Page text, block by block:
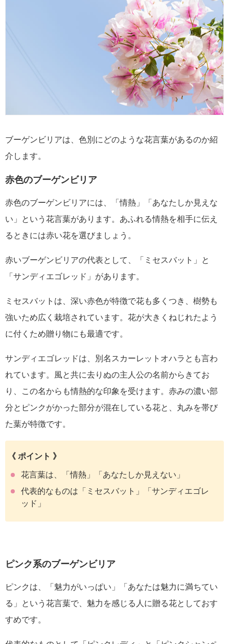
ブーゲンビリアは、色別にどのような花言葉があるのか紹
介します。
赤色のブーゲンビリア
赤色のブーゲンビリアには、「情熱」「あなたしか見えな
い」という花言葉があります。あふれる情熱を相手に伝え
るときには赤い花を選びましょう。
赤いブーゲンビリアの代表として、「ミセスバット」と
「サンディエゴレッド」があります。
ミセスバットは、深い赤色が特徴で花も多くつき、樹勢も
強いため広く栽培されています。花が大きくねじれたよう
に付くため贈り物にも最適です。
サンディエゴレッドは、別名スカーレットオハラとも言わ
れています。風と共に去りぬの主人公の名前からきてお
り、この名からも情熱的な印象を受けます。赤みの濃い部
分とピンクがかった部分が混在している花と、丸みを帯び
た葉が特徴です。
《 ポイント 》
花言葉は、「情熱」「あなたしか見えない」
代表的なものは「ミセスバット」「サンディエゴレ
ッド」
ピンク系のブーゲンビリア
ピンクは、「魅力がいっぱい」「あなたは魅力に満ちてい
る」という花言葉で、魅力を感じる人に贈る花としておす
すめです。